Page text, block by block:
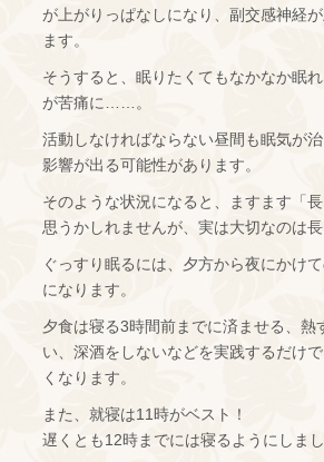
が上がりっぱなしになり、副交感神経
ます。
そうすると、眠りたくてもなかなか眠
が苦痛に……。
活動しなければならない昼間も眠気が
影響が出る可能性があります。
そのような状況になると、ますます「
思うかしれませんが、実は大切なのは長
ぐっすり眠るには、夕方から夜にかけ
になります。
夕食は寝る3時間前までに済ませる、熱
い、深酒をしないなどを実践するだけ
くなります。
また、就寝は11時がベスト！
遅くとも12時までには寝るようにしまし